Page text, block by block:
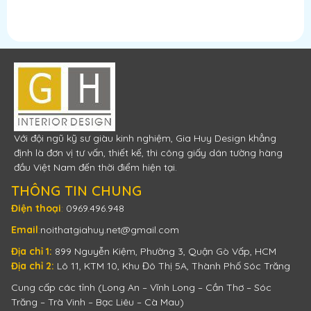
Với đội ngũ kỹ sư giàu kinh nghiệm, Gia Huy Design khẳng
định là đơn vị tư vấn, thiết kế, thi công giấy dán tường hàng
đầu Việt Nam đến thời điểm hiện tại.
THÔNG TIN CHUNG
Điện thoại: 0969.496.948
Email:noithatgiahuy.net@gmail.com
Địa chỉ 1: 899 Nguyễn Kiệm, Phường 3, Quận Gò Vấp, HCM
Địa chỉ 2: Lô 11, KTM 10, Khu Đô Thị 5A, Thành Phố Sóc Trăng
Cung cấp các tỉnh (Long An – Vĩnh Long – Cần Thơ – Sóc
Trăng – Trà Vinh – Bạc Liêu – Cà Mau)